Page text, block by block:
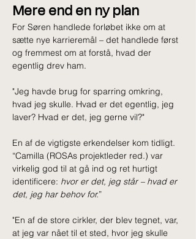
Mere end en ny plan
For Søren handlede forløbet ikke om at
sætte nye karrieremål – det handlede først
og fremmest om at forstå, hvad der
egentlig drev ham.
"Jeg havde brug for sparring omkring,
hvad jeg skulle. Hvad er det egentlig, jeg
laver? Hvad er det, jeg gerne vil?"
En af de vigtigste erkendelser kom tidligt.
“Camilla (ROSAs projektleder red.) var
virkelig god til at gå ind og ret hurtigt
identificere: hvor er det, jeg står – hvad er
det, jeg har behov for.”
"En af de store cirkler, der blev tegnet, var,
at jeg var nået til et sted, hvor jeg skulle